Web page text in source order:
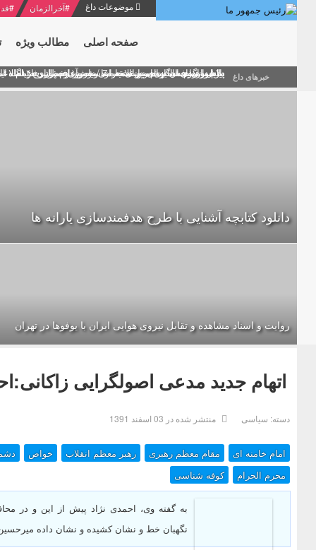
موضوعات داغ #آخرالزمان #
صفحه اصلی مطالب ویژه
خبرهای داغ منشور گفتمان امام و انقلاب - 7 /بخش دوم : شرح پیام ۱۰ خرداد ۱۳۶۹ امام خامنه ای/ فصل پنجم: حفظ عزّت و کرامت انقلابی
بازخوانی افشاگری سپهبد محمود منصور افسر ارشد
دلایل اهمیت سیزدهمین انتخابات ریاست جمهوری از نگاه
بیانات امام خامنه ای در سخنرانی نوروزی خطاب به ملت
پیام نوروزی امام خامنه ای به مناسبت آغاز سال ۱۴۰۰
دانلود کتابچه آشنایی با طرح هدفمندسازی یارانه ها
روایت و اسناد مشاهده و تقابل نیروی هوایی ایران با یوفوها در تهران
اتهام جدید مدعی اصولگرایی
دسته: سیاسی منتشر شده در 03 اسفند 1391
امام خامنه ای مقام معظم رهبری رهبر معظم انقلاب خواص
کوفه شناسی
محرم الحرام
نگهبان خط و نشان کشیده و نشان داده